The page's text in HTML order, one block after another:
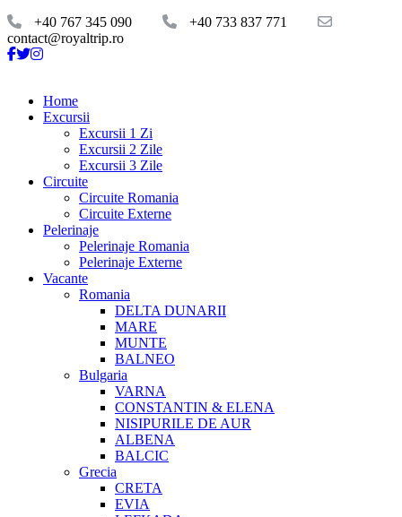
+40 767 345 090
+40 733 837 771
contact@royaltrip.ro
Home
Excursii
Excursii 1 Zi
Excursii 2 Zile
Excursii 3 Zile
Circuite
Circuite Romania
Circuite Externe
Pelerinaje
Pelerinaje Romania
Pelerinaje Externe
Vacante
Romania
DELTA DUNARII
MARE
MUNTE
BALNEO
Bulgaria
VARNA
CONSTANTIN & ELENA
NISIPURILE DE AUR
ALBENA
BALCIC
Grecia
CRETA
EVIA